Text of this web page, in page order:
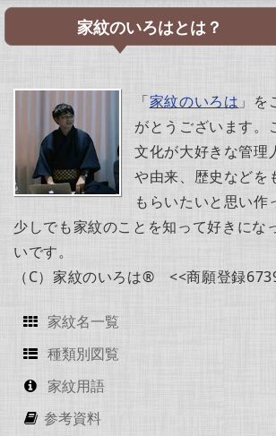
家紋のいろはとは？
「家紋のいろは 」を
がとうございます。
文化が大好きな管理
や由来、歴史などを
もらいたいと思い作
少しでも家紋のことを知って好きにな
いです。
（C）家紋のいろは® <<商願登録
家紋名一覧
種類別図覧
家紋用語
参考資料